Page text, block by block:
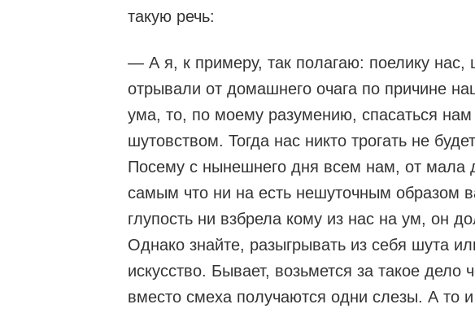
такую речь:
— А я, к примеру, так полагаю: поелику нас,
отрывали от домашнего очага по причине
ума, то, по моему разумению, спасаться нам
шутовством. Тогда нас никто трогать не
Посему с нынешнего дня всем нам, от мала
самым что ни на есть нешуточным образом
глупость ни взбрела кому из нас на ум, он
Однако знайте, разыгрывать из себя шута
искусство. Бывает, возьмется за такое дело
вместо смеха получаются одни слезы. А то